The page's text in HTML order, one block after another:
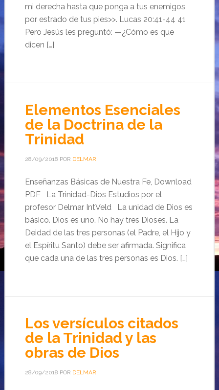
mi derecha hasta que ponga a tus enemigos
por estrado de tus pies>>. Lucas 20:41-44 41
Pero Jesús les preguntó: —¿Cómo es que
dicen […]
Elementos Esenciales
de la Doctrina de la
Trinidad
28/09/2018 POR DELMAR
Enseñanzas Básicas de Nuestra Fe, Download
PDF La Trinidad-Dios Estudios por el
profesor Delmar IntVeld La unidad de Dios es
básico. Dios es uno. No hay tres Dioses. La
Deidad de las tres personas (el Padre, el Hijo y
el Espíritu Santo) debe ser afirmada. Significa
que cada una de las tres personas es Dios. […]
Los versículos citados
de la Trinidad y las
obras de Dios
28/09/2018 POR DELMAR